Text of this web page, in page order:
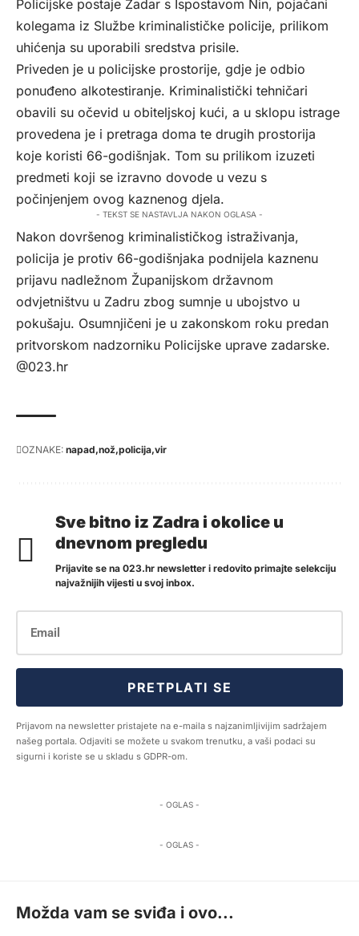
Policijske postaje Zadar s Ispostavom Nin, pojačani
kolegama iz Službe kriminalističke policije, prilikom
uhićenja su uporabili sredstva prisile.
Priveden je u policijske prostorije, gdje je odbio
ponuđeno alkotestiranje. Kriminalistički tehničari
obavili su očevid u obiteljskoj kući, a u sklopu istrage
provedena je i pretraga doma te drugih prostorija
koje koristi 66-godišnjak. Tom su prilikom izuzeti
predmeti koji se izravno dovode u vezu s
počinjenjem ovog kaznenog djela.
- TEKST SE NASTAVLJA NAKON OGLASA -
Nakon dovršenog kriminalističkog istraživanja,
policija je protiv 66-godišnjaka podnijela kaznenu
prijavu nadležnom Županijskom državnom
odvjetništvu u Zadru zbog sumnje u ubojstvo u
pokušaju. Osumnjičeni je u zakonskom roku predan
pritvorskom nadzorniku Policijske uprave zadarske.
@023.hr
OZNAKE: napad nož policija vir
Sve bitno iz Zadra i okolice u
dnevnom pregledu
Prijavite se na 023.hr newsletter i redovito primajte selekciju
najvažnijih vijesti u svoj inbox.
PRETPLATI SE
Prijavom na newsletter pristajete na e-maila s najzanimljivijim sadržajem
našeg portala. Odjaviti se možete u svakom trenutku, a vaši podaci su
sigurni i koriste se u skladu s GDPR-om.
- OGLAS -
- OGLAS -
Možda vam se sviđa i ovo...